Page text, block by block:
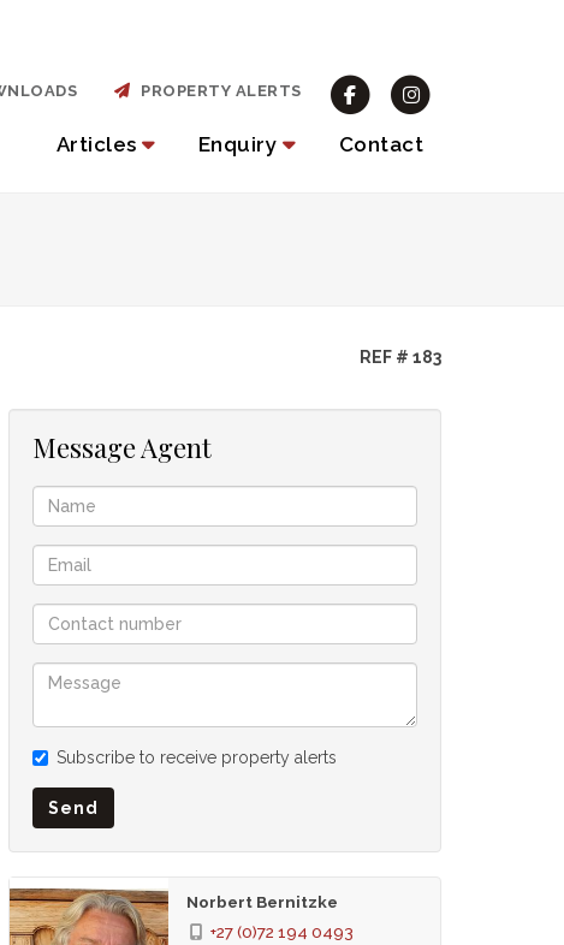
Articles Enquiry Contact
PROPERTY ALERTS
REF # 183
Message Agent
Subscribe to receive property alerts
Send
Norbert Bernitzke
+27 (0)72 194 0493